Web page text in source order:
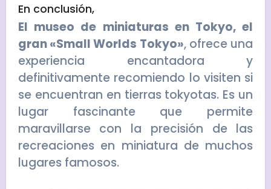
En conclusión,
El museo de miniaturas en Tokyo, el
gran «Small Worlds Tokyo», ofrece una
experiencia encantadora y
definitivamente recomiendo lo visiten si
se encuentran en tierras tokyotas. Es un
lugar fascinante que permite
maravillarse con la precisión de las
recreaciones en miniatura de muchos
lugares famosos.